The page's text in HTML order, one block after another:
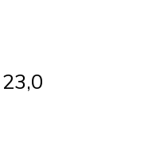
23,0